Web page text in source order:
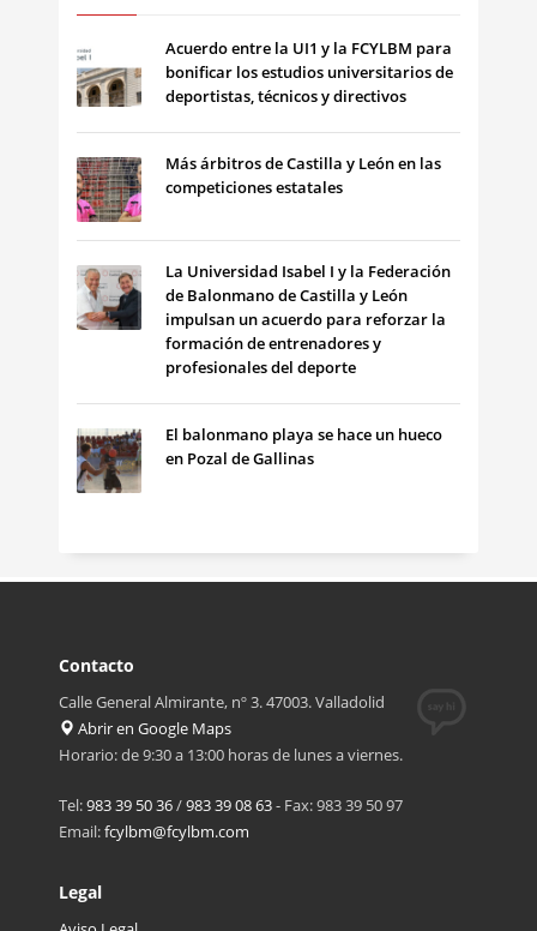
Acuerdo entre la UI1 y la FCYLBM para
bonificar los estudios universitarios de
deportistas, técnicos y directivos
Más árbitros de Castilla y León en las
competiciones estatales
La Universidad Isabel I y la Federación
de Balonmano de Castilla y León
impulsan un acuerdo para reforzar la
formación de entrenadores y
profesionales del deporte
El balonmano playa se hace un hueco
en Pozal de Gallinas
Contacto
Calle General Almirante, nº 3. 47003. Valladolid
Abrir en Google Maps
Horario: de 9:30 a 13:00 horas de lunes a viernes.
Tel:983 39 50 36/983 39 08 63- Fax: 983 39 50 97
Email:fcylbm@fcylbm.com
Legal